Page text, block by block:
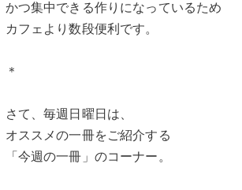
かつ集中できる作りになっているため
カフェより数段便利です。
＊
さて、毎週日曜日は、
オススメの一冊をご紹介する
「今週の一冊」のコーナー。